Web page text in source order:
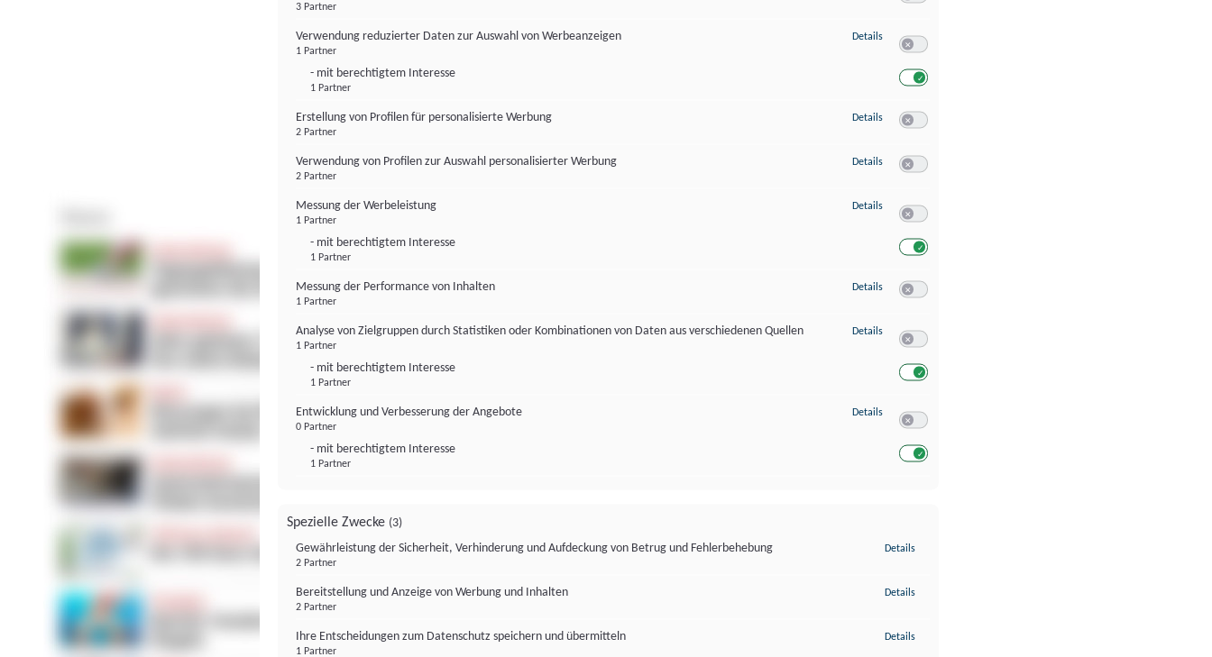
3 Partner
Verwendung reduzierter Daten zur Auswahl von Werbeanzeigen
1 Partner
- mit berechtigtem Interesse
1 Partner
Details zu Verwendung reduzierter Daten zur Auswahl von Werbeanzeigen
Erstellung von Profilen für personalisierte Werbung
2 Partner
Details zu Erstellung von Profilen für personalisierte Werbung
Verwendung von Profilen zur Auswahl personalisierter Werbung
2 Partner
Details zu Verwendung von Profilen zur Auswahl personalisierter Werbung
Messung der Werbeleistung
1 Partner
- mit berechtigtem Interesse
1 Partner
Details zu Messung der Werbeleistung
Messung der Performance von Inhalten
1 Partner
Details zu Messung der Performance von Inhalten
Analyse von Zielgruppen durch Statistiken oder Kombinationen von Daten aus verschiedenen Quellen
1 Partner
- mit berechtigtem Interesse
1 Partner
Details zu Analyse von Zielgruppen durch Statistiken oder Kombinationen von
Entwicklung und Verbesserung der Angebote
0 Partner
- mit berechtigtem Interesse
1 Partner
Details zu Entwicklung und Verbesserung der Angebote
Spezielle Zwecke (3)
Gewährleistung der Sicherheit, Verhinderung und Aufdeckung von Betrug und Fehlerbehebung
2 Partner
Details
Bereitstellung und Anzeige von Werbung und Inhalten
2 Partner
Details
Ihre Entscheidungen zum Datenschutz speichern und übermitteln
1 Partner
Details